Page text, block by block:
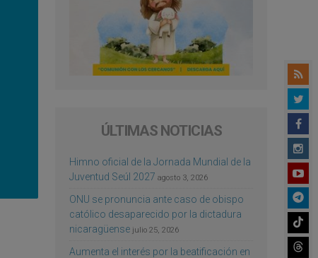
ÚLTIMAS NOTICIAS
Himno oficial de la Jornada Mundial de la
Juventud Seúl 2027 agosto 3, 2026
ONU se pronuncia ante caso de obispo
católico desaparecido por la dictadura
nicaragüense julio 25, 2026
Aumenta el interés por la beatificación en